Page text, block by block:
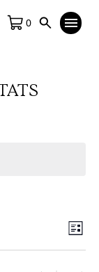
0
de
de
Llista